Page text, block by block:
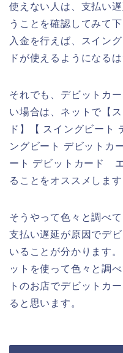
使えない人は、支払い
うことを確認してみて
入金を行えば、スイン
ドが使えるようになるは
それでも、デビットカ
い場合は、ネットで【
ド】【 スイングビー
ングビート デビットカ
ート デビットカード
ることをオススメします
そうやって色々と調べ
支払い遅延が原因でデ
いることが分かります
ットを使って色々と調
トのお店でデビットカ
ると思います。